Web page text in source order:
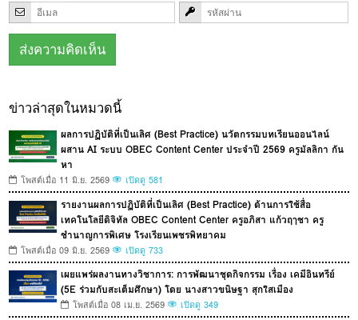
ข่าวล่าสุดในหมวดนี้
ผลการปฏิบัติที่เป็นเลิศ (Best Practice) นวัตกรรมบทเรียนออนไลน์
ผสาน AI ระบบ OBEC Content Center ประจำปี 2569 ครูมัลลิกา กัน
หา
โพสต์เมื่อ 11 มิ.ย. 2569 เปิดดู 581
รายงานผลการปฏิบัติที่เป็นเลิศ (Best Practice) ด้านการใช้สื่อ
เทคโนโลยีดิจิทัล OBEC Content Center ครูอภิสา แก้วฤๅชา ครู
ชำนาญการพิเศษ โรงเรียนเพชรพิทยาคม
โพสต์เมื่อ 09 มิ.ย. 2569 เปิดดู 733
เผยแพร่ผลงานทางวิชาการ: การพัฒนาชุดกิจกรรม เรื่อง เคมีอินทรีย์
(5E ร่วมกับสะเต็มศึกษา) โดย นางสาวขนิษฐา สุกใสเมือง
โพสต์เมื่อ 08 เม.ย. 2569 เปิดดู 349